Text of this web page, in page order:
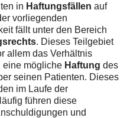
in Haftungsfällen auf
vorliegenden
fällt unter den Bereich
. Dieses Teilgebiet
allem das Verhältnis
eine mögliche Haftung des
seinen Patienten. Dieses
im Laufe der
führen diese
und